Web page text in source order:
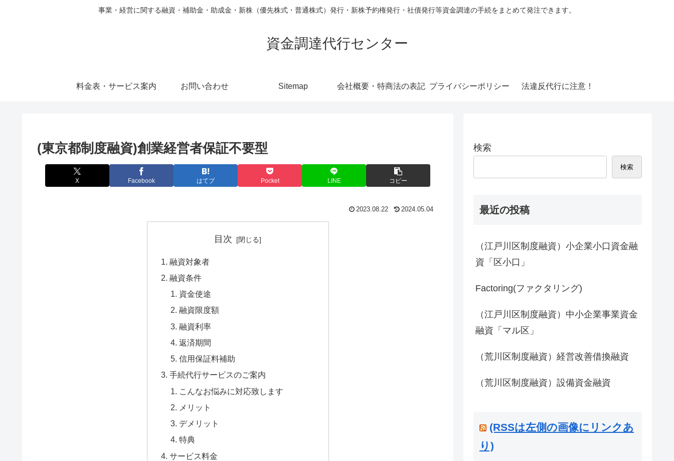
事業・経営に関する融資・補助金・助成金・新株（優先株式・普通株式）発行・新株予約権発行・社債発行等資金調達の手続をまとめて発注できます。
資金調達代行センター
料金表・サービス案内 お問い合わせ Sitemap 会社概要・特商法の表記 プライバシーポリシー 法違反代行に注意！
(東京都制度融資)創業経営者保証不要型
X Facebook はてブ Pocket LINE コピー
2023.08.22 2024.05.04
目次
融資対象者
融資条件
資金使途
融資限度額
融資利率
返済期間
信用保証料補助
手続代行サービスのご案内
こんなお悩みに対応致します
メリット
デメリット
特典
サービス料金
検索
検索
最近の投稿
（江戸川区制度融資）小企業小口資金融
資「区小口」
Factoring(ファクタリング)
（江戸川区制度融資）中小企業事業資金
融資「マル区」
（荒川区制度融資）経営改善借換融資
（荒川区制度融資）設備資金融資
(RSSは左側の画像にリンクあ
り)